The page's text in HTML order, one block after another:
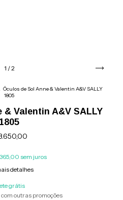
1 /2
Óculos de Sol Anne & Valentin A&V SALLY
1805
& Valentin A&V SALLY
1805
sem juros
detalhes
grátis
outras promoções